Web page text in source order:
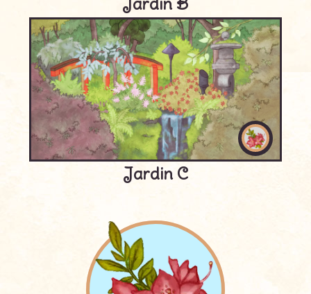
Jardin C